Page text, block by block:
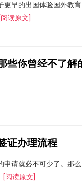
更早的出国体验国外教
[阅读原文]
些你曾经不了解
证办理流程
申请就必不可少了。那
[阅读原文]